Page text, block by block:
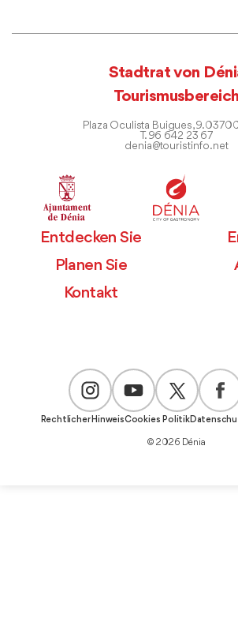
Stadtrat von
Tourismusbereich
Plaza Oculista Buigues, 9.
T. 96 642 23 67
denia@touristinfo.net
Entdecken Sie
Planen Sie
Kontakt
Rechtlicher HinweisCookies Politik
© 2026 Dénia